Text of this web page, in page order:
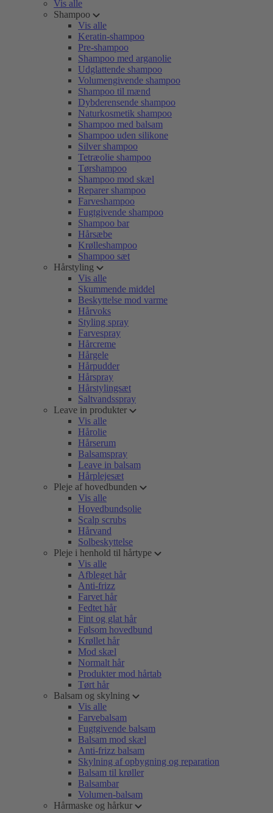
Vis alle
Shampoo
Vis alle
Keratin-shampoo
Pre-shampoo
Shampoo med arganolie
Udglattende shampoo
Volumengivende shampoo
Shampoo til mænd
Dybderensende shampoo
Naturkosmetik shampoo
Shampoo med balsam
Shampoo uden silikone
Silver shampoo
Tetræolie shampoo
Tørshampoo
Shampoo mod skæl
Reparer shampoo
Farveshampoo
Fugtgivende shampoo
Shampoo bar
Hårsæbe
Krølleshampoo
Shampoo sæt
Hårstyling
Vis alle
Skummende middel
Beskyttelse mod varme
Hårvoks
Styling spray
Farvespray
Hårcreme
Hårgele
Hårpudder
Hårspray
Hårstylingsæt
Saltvandsspray
Leave in produkter
Vis alle
Hårolie
Hårserum
Balsamspray
Leave in balsam
Hårplejesæt
Pleje af hovedbunden
Vis alle
Hovedbundsolie
Scalp scrubs
Hårvand
Solbeskyttelse
Pleje i henhold til hårtype
Vis alle
Afbleget hår
Anti-frizz
Farvet hår
Fedtet hår
Fint og glat hår
Følsom hovedbund
Krøllet hår
Mod skæl
Normalt hår
Produkter mod hårtab
Tørt hår
Balsam og skylning
Vis alle
Farvebalsam
Fugtgivende balsam
Balsam mod skæl
Anti-frizz balsam
Skylning af opbygning og reparation
Balsam til krøller
Balsambar
Volumen-balsam
Hårmaske og hårkur